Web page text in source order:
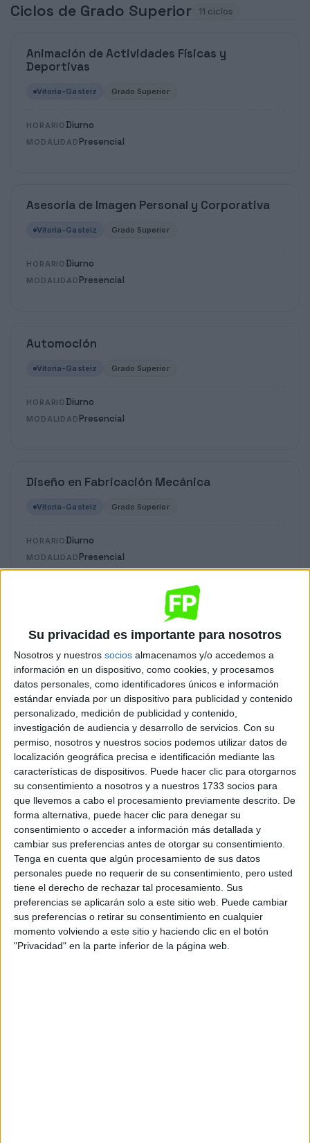
Su privacidad es importante para nosotros
Nosotros y nuestros socios almacenamos y/o accedemos a
información en un dispositivo, como cookies, y procesamos
datos personales, como identificadores únicos e información
estándar enviada por un dispositivo para publicidad y contenido
personalizado, medición de publicidad y contenido,
investigación de audiencia y desarrollo de servicios. Con su
permiso, nosotros y nuestros socios podemos utilizar datos de
localización geográfica precisa e identificación mediante las
características de dispositivos. Puede hacer clic para otorgarnos
su consentimiento a nosotros y a nuestros 1733 socios para
que llevemos a cabo el procesamiento previamente descrito. De
forma alternativa, puede hacer clic para denegar su
consentimiento o acceder a información más detallada y
cambiar sus preferencias antes de otorgar su consentimiento.
Tenga en cuenta que algún procesamiento de sus datos
personales puede no requerir de su consentimiento, pero usted
tiene el derecho de rechazar tal procesamiento. Sus
preferencias se aplicarán solo a este sitio web. Puede cambiar
sus preferencias o retirar su consentimiento en cualquier
momento volviendo a este sitio y haciendo clic en el botón
"Privacidad" en la parte inferior de la página web.
Ciclos de Grado Superior 11 ciclos
Animación de Actividades Físicas y
Deportivas
Vitoria-Gasteiz Grado Superior
HORARIO Diurno
MODALIDAD Presencial
Asesoría de Imagen Personal y Corporativa
Vitoria-Gasteiz Grado Superior
HORARIO Diurno
MODALIDAD Presencial
Automoción
Vitoria-Gasteiz Grado Superior
HORARIO Diurno
MODALIDAD Presencial
Diseño en Fabricación Mecánica
Vitoria-Gasteiz Grado Superior
HORARIO Diurno
MODALIDAD Presencial
Diseño y Edición de Publicaciones Impresas y
Multimedia
Vitoria-Gasteiz Grado Superior
HORARIO Diurno
MODALIDAD Presencial
Diseño y Producción Editorial
Vitoria-Gasteiz Grado Superior
HORARIODiurno
MODALIDADPresencial
Estilismo y Dirección de Peluquería
Vitoria-Gasteiz Grado Superior